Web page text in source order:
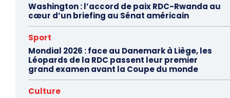
Washington : l’accord de paix RDC-Rwanda au
cœur d’un briefing au Sénat américain
Sport
Mondial 2026 : face au Danemark à Liège, les
Léopards de la RDC passent leur premier
grand examen avant la Coupe du monde
Culture